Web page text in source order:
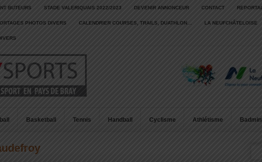
BUTEURS STADE VALERIQUAIS 2022/2023 DEVENIR ANNONCEUR CONTACT
PHOTOS DIVERS CALENDRIER COURSES, TRAILS, DUATHLON… LA NEUFCHÂTELOISE
Basketball Tennis Handball Cyclisme Athlétisme